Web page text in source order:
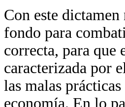
Con este
fondo para
correcta, para que
caracterizada por
las malas
economía. En lo